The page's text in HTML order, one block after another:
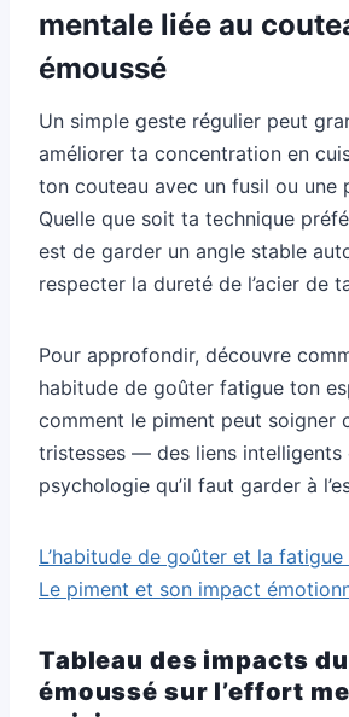
mentale liée au
émoussé
Un simple geste régulier peut
améliorer ta concentration en
ton couteau avec un fusil ou une
Quelle que soit ta technique
est de garder un angle stable
respecter la dureté de l’acier de
Pour approfondir, découvre
habitude de goûter fatigue ton
comment le piment peut soigner
tristesses — des liens intelligents
psychologie qu’il faut garder à
L’habitude de goûter et la
Le piment et son impact
Tableau des impacts
émoussé sur l’effort